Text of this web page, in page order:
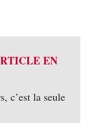
EN
c’est la seule